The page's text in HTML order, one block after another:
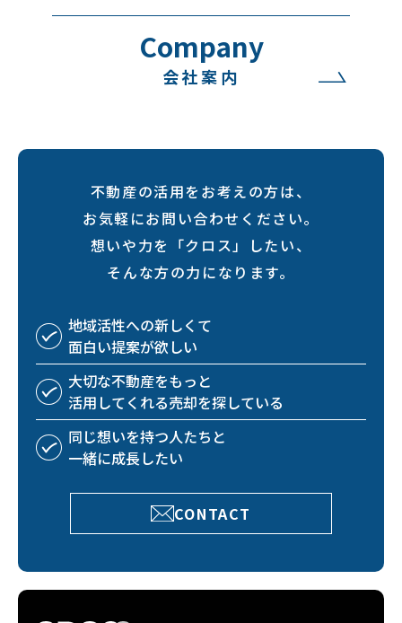
Company
会社案内
不動産の活用をお考えの方は、
お気軽にお問い合わせください。
想いや力を「クロス」したい、
そんな方の力になります。
地域活性への新しくて
面白い提案が欲しい
大切な不動産をもっと
活用してくれる売却を探している
同じ想いを持つ人たちと
一緒に成長したい
CONTACT